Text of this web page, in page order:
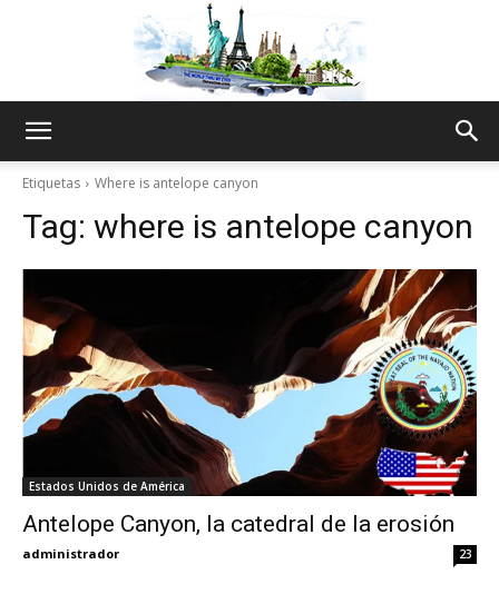
Etiquetas Where is antelope canyon
Tag: where is antelope canyon
Estados Unidos de América
Antelope Canyon, la catedral de la erosión
administrador 23